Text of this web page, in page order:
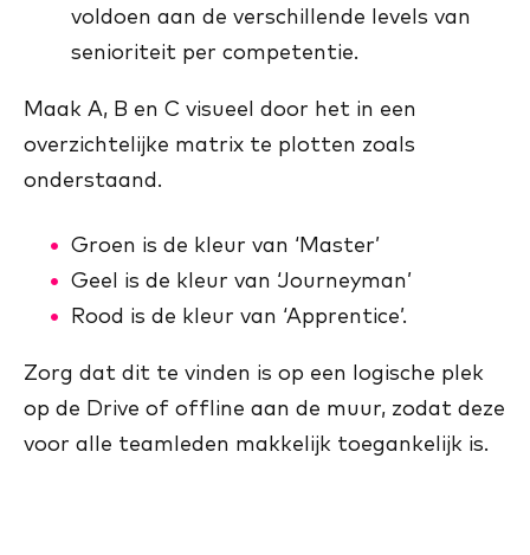
voldoen aan de verschillende levels van
senioriteit per competentie.
Maak A, B en C visueel door het in een
overzichtelijke matrix te plotten zoals
onderstaand.
Groen is de kleur van ‘Master’
Geel is de kleur van ‘Journeyman’
Rood is de kleur van ‘Apprentice’.
Zorg dat dit te vinden is op een logische plek
op de Drive of offline aan de muur, zodat deze
voor alle teamleden makkelijk toegankelijk is.